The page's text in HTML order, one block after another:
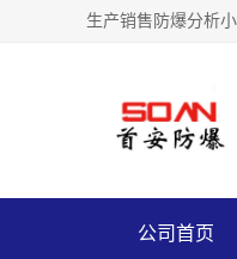
生产销售防爆分析
公司首页